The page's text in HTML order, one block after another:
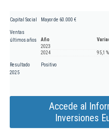
Capital Social Mayor de 60.000 €
Ventas
últimos años
Año
2023
2024
95,1 %
Resultado
2025
Positivo
Accede al
Inversiones